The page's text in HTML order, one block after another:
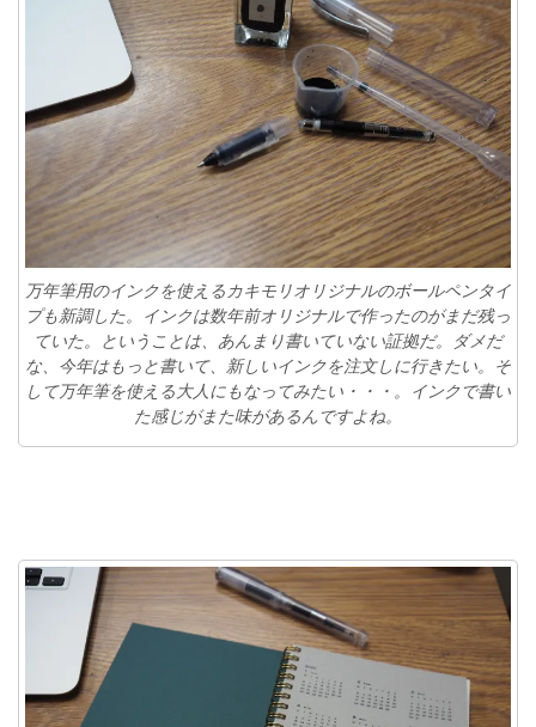
万年筆用のインクを使えるカキモリオリジナルのボールペンタイ
プも新調した。インクは数年前オリジナルで作ったのがまだ残っ
ていた。ということは、あんまり書いていない証拠だ。ダメだ
な、今年はもっと書いて、新しいインクを注文しに行きたい。そ
して万年筆を使える大人にもなってみたい・・・。インクで書い
た感じがまた味があるんですよね。